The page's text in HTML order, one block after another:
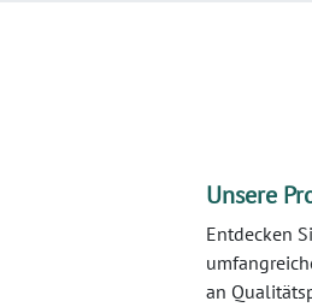
Unsere
Entdecken
an